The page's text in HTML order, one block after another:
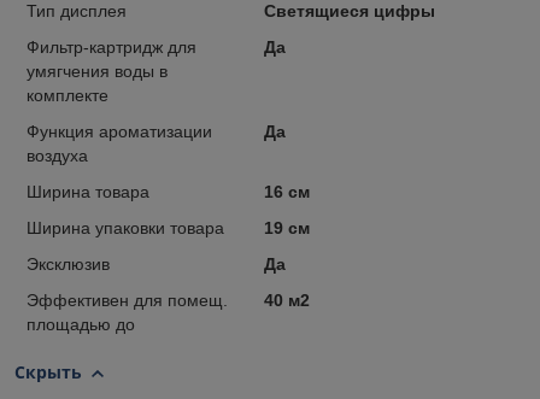
Тип дисплея
Светящиеся цифры
Фильтр-картридж для
умягчения воды в
комплекте
Да
Функция ароматизации
воздуха
Да
Ширина товара
16 см
Ширина упаковки товара
19 см
Эксклюзив
Да
Эффективен для помещ.
площадью до
40 м2
Скрыть